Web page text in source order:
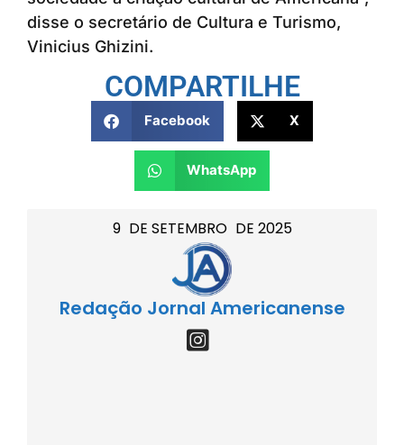
9 DE SETEMBRO DE 2025
Redação Jornal Americanense
disse o secretário de Cultura e Turismo,
Vinicius Ghizini.
COMPARTILHE
Facebook X
WhatsApp